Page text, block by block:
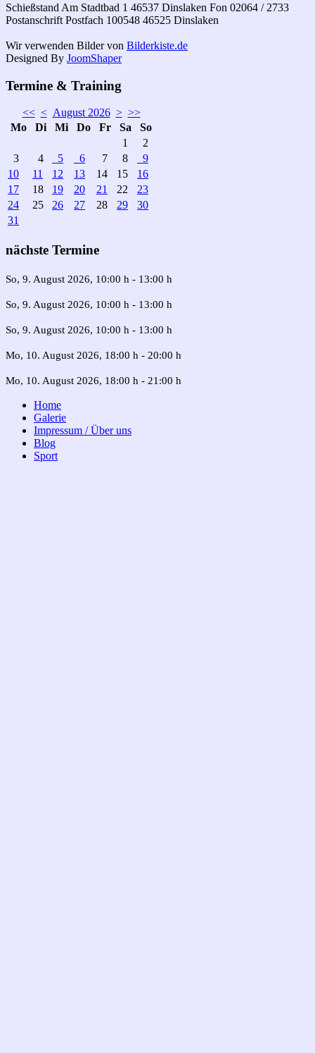
Schießstand Am Stadtbad 1 46537 Dinslaken Fon 02064 / 2733
Postanschrift Postfach 100548 46525 Dinslaken
Wir verwenden Bilder von Bilderkiste.de
Designed By JoomShaper
Termine & Training
<< < August 2026 > >>
Mo
Di Mi Do Fr Sa
So
1
2
3
4 5 6 7 8
9
10
11 12 13 14 15
16
17
18 19 20 21 22
23
24
25 26 27 28 29
30
31
nächste Termine
So, 9. August 2026, 10:00 h - 13:00 h
So, 9. August 2026, 10:00 h - 13:00 h
So, 9. August 2026, 10:00 h - 13:00 h
Mo, 10. August 2026, 18:00 h - 20:00 h
Mo, 10. August 2026, 18:00 h - 21:00 h
Home
Galerie
Impressum / Über uns
Blog
Sport